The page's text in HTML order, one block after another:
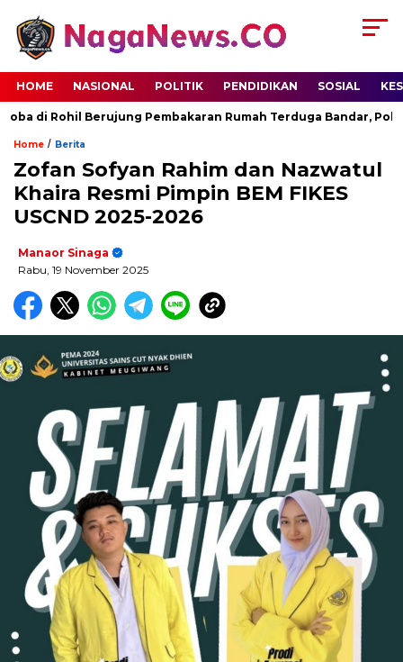
HOME NASIONAL POLITIK PENDIDIKAN SOSIAL
di Rohil Berujung Pembakaran Rumah Terduga Bandar, Polisi
Home / Berita
Zofan Sofyan Rahim dan Nazwatul
Khaira Resmi Pimpin BEM FIKES
USCND 2025-2026
Manaor Sinaga
Rabu, 19 November 2025